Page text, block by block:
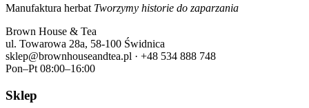
Manufaktura herbat Tworzymy historie do zaparzania
Brown House & Tea
ul. Towarowa 28a, 58-100 Świdnica
sklep@brownhouseandtea.pl · +48 534 888 748
Pon–Pt 08:00–16:00
Sklep